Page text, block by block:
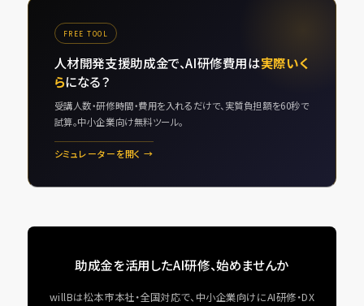
FREE TOOL
人材開発支援助成金で、AI研修費用は実際いく
らになる？
受講人数・研修時間・費用を入れるだけで、実質負担額を60秒で
試算。中小企業向け無料ツール。
シミュレーターを開く →
助成金を活用したAI研修、始めませんか
willBは松本市本社・全国対応で、中小企業向けにAI研修・DX